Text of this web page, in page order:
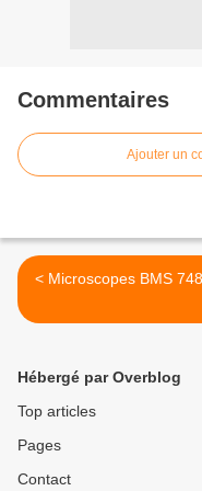
Commentaires
Ajouter un
< Microscopes BMS
Hébergé par Overblog
Top articles
Pages
Contact